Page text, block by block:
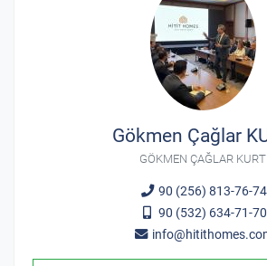
Gökmen Çağlar
GÖKMEN ÇAĞLAR KURT
90 (256) 813-76-74
90 (532) 634-71-70